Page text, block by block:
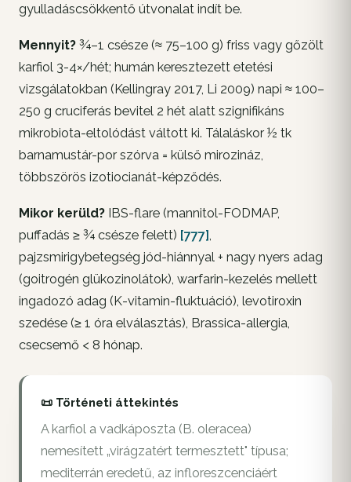
gyulladáscsökkentő útvonalat indít be.
Mennyit? ¾–1 csésze (≈ 75–100 g) friss vagy gőzölt
karfiol 3-4×/hét; humán keresztezett etetési
vizsgálatokban (Kellingray 2017, Li 2009) napi ≈ 100–
250 g cruciferás bevitel 2 hét alatt szignifikáns
mikrobiota-eltolódást váltott ki. Tálaláskor ½ tk
barnamustár-por szórva = külső mirozináz,
többszörös izotiocianát-képződés.
Mikor kerüld? IBS-flare (mannitol-FODMAP,
puffadás ≥ ¾ csésze felett) [777]
pajzsmirigybetegség jód-hiánnyal + nagy nyers adag
(goitrogén glükozinolátok), warfarin-kezelés mellett
ingadozó adag (K-vitamin-fluktuáció), levotiroxin
szedése (≥ 1 óra elválasztás), Brassica-allergia,
csecsemő < 8 hónap.
📜 Történeti áttekintés
A karfiol a vadkáposzta (B. oleracea)
nemesített „virágzatért termesztett" típusa;
mediterrán eredetű, az infloreszcenciáért